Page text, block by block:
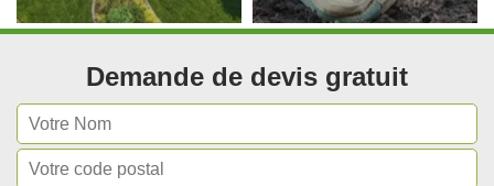
Demande de devis gratuit